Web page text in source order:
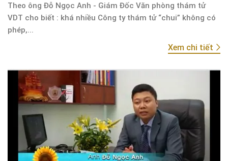
Theo ông Đỗ Ngọc Anh - Giám Đốc Văn phòng thám tử
VDT cho biết : khá nhiều Công ty thám tử “chui” không có
phép,...
Xem chi tiết